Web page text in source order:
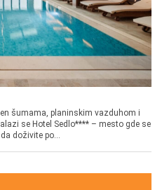
šumama, planinskim vazduhom i
se Hotel Sedlo**** – mesto gde se
doživite po...